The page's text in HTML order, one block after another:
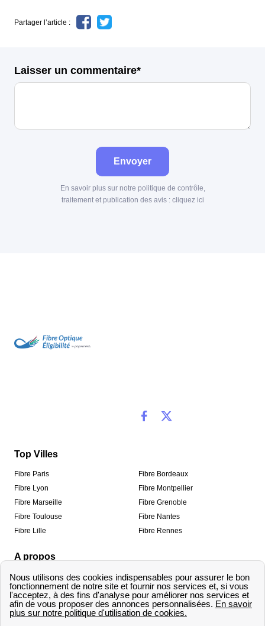
Partager l’article :
Laisser un commentaire*
Envoyer
En savoir plus sur notre politique de contrôle,
traitement et publication des avis : cliquez ici
Top Villes
Fibre Paris
Fibre Lyon
Fibre Marseille
Fibre Toulouse
Fibre Lille
Fibre Bordeaux
Fibre Montpellier
Fibre Grenoble
Fibre Nantes
Fibre Rennes
A propos
Qui sommes-nous ?
Informations de contact
Méthodologie de classement
Mentions légales
Traitement des avis